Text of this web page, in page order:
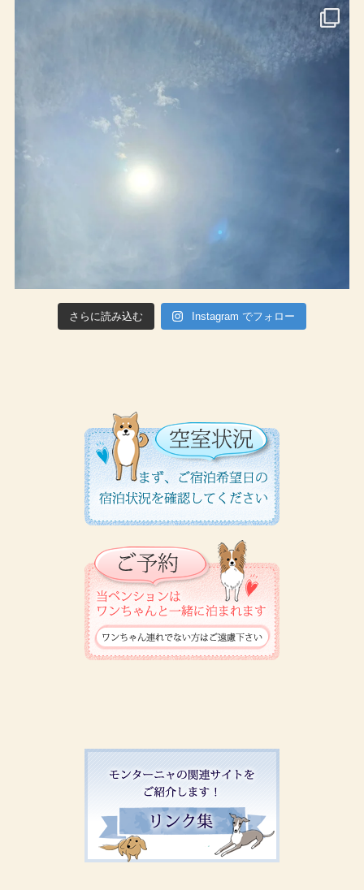
さらに読み込む Instagram でフォロー